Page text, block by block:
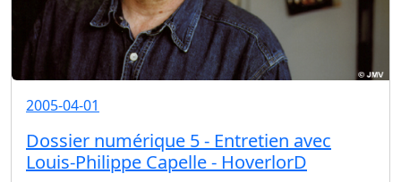
2005-04-01
Dossier numérique 5 - Entretien avec
Louis-Philippe Capelle - HoverlorD